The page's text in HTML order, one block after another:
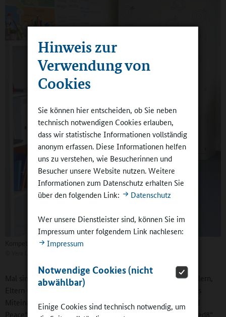
Hinweis zur
Verwendung von
Cookies
Sie können hier entscheiden, ob Sie neben
technisch notwendigen Cookies erlauben,
dass wir statistische Informationen vollständig
anonym erfassen. Diese Informationen helfen
uns zu verstehen, wie Besucherinnen und
Besucher unsere Website nutzen. Weitere
Informationen zum Datenschutz erhalten Sie
über den folgenden Link:
Datenschutz
Wer unsere Dienstleister sind, können Sie im
Impressum unter folgendem Link nachlesen:
Impressum
Notwendige Cookies (nicht
abwählbar)
Einige Cookies sind technisch notwendig, um
Kompetenzen des 21. Jahrhunderts im Fokus
Mal sind es die „goldWERTE“, hinter denen sich – von Schülern,
Eltern und Lehrkräften gemeinsam aufgestellte – Werte des
Miteinanders verbergen, mal sind es Themen wie „Love and
Peace“ oder Gerechtigkeit, die unter dem Stichwort „nachged8“